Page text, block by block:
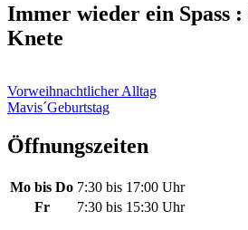
Immer wieder ein Spass :
Knete
Beitragsnavigation
Vorweihnachtlicher Alltag
Mavis´Geburtstag
Öffnungszeiten
Mo bis Do 7:30 bis 17:00 Uhr
Fr
7:30 bis 15:30 Uhr